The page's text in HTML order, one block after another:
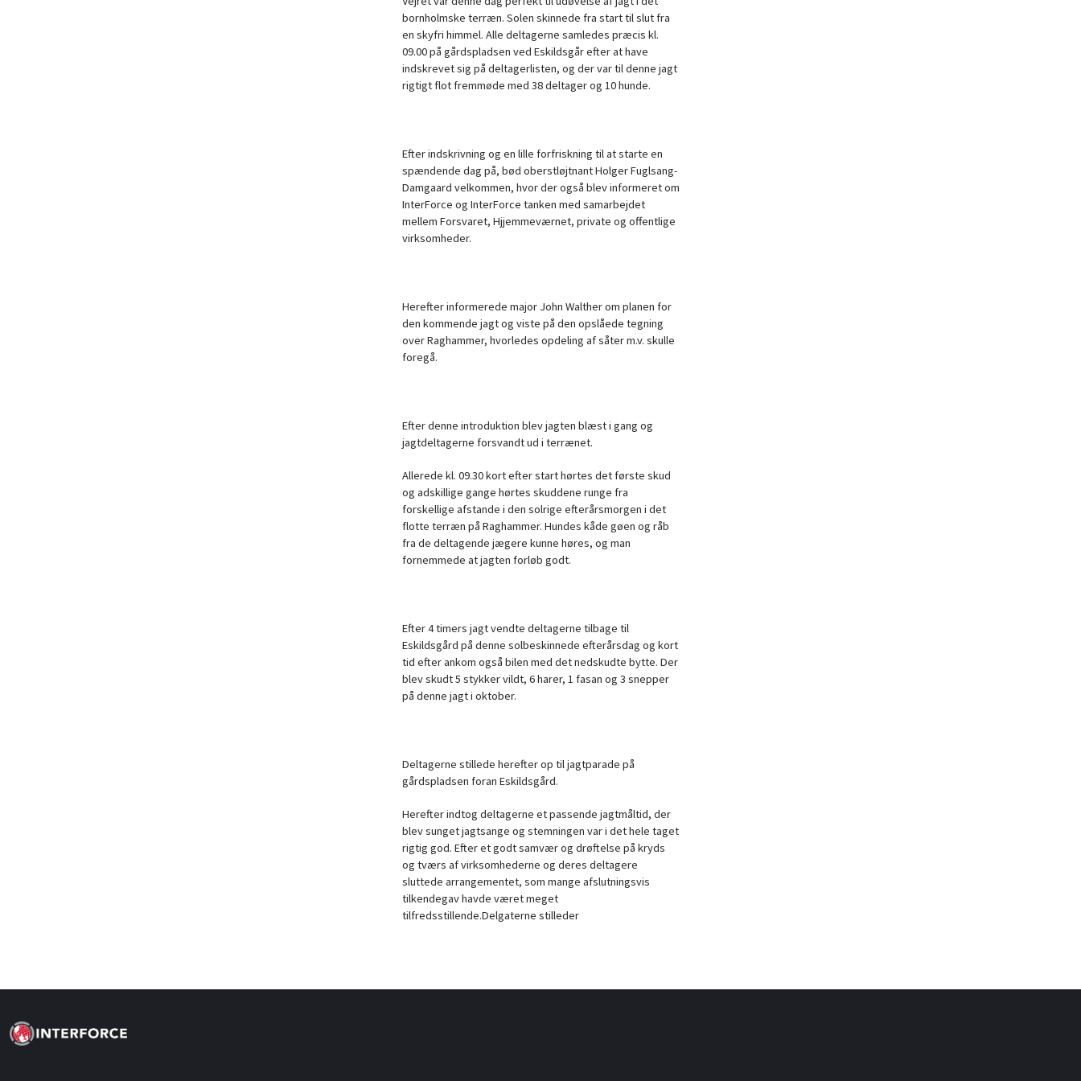
bornholmske terræn. Solen skinnede fra start til slut fra
en skyfri himmel. Alle deltagerne samledes præcis kl.
09.00 på gårdspladsen ved Eskildsgår efter at have
indskrevet sig på deltagerlisten, og der var til denne jagt
rigtigt flot fremmøde med 38 deltager og 10 hunde.
Efter indskrivning og en lille forfriskning til at starte en
spændende dag på, bød oberstløjtnant Holger Fuglsang-
Damgaard velkommen, hvor der også blev informeret om
InterForce og InterForce tanken med samarbejdet
mellem Forsvaret, Hjjemmeværnet, private og offentlige
virksomheder.
Herefter informerede major John Walther om planen for
den kommende jagt og viste på den opslåede tegning
over Raghammer, hvorledes opdeling af såter m.v. skulle
foregå.
Efter denne introduktion blev jagten blæst i gang og
jagtdeltagerne forsvandt ud i terrænet.
Allerede kl. 09.30 kort efter start hørtes det første skud
og adskillige gange hørtes skuddene runge fra
forskellige afstande i den solrige efterårsmorgen i det
flotte terræn på Raghammer. Hundes kåde gøen og råb
fra de deltagende jægere kunne høres, og man
fornemmede at jagten forløb godt.
Efter 4 timers jagt vendte deltagerne tilbage til
Eskildsgård på denne solbeskinnede efterårsdag og kort
tid efter ankom også bilen med det nedskudte bytte. Der
blev skudt 5 stykker vildt, 6 harer, 1 fasan og 3 snepper
på denne jagt i oktober.
Deltagerne stillede herefter op til jagtparade på
gårdspladsen foran Eskildsgård.
Herefter indtog deltagerne et passende jagtmåltid, der
blev sunget jagtsange og stemningen var i det hele taget
rigtig god. Efter et godt samvær og drøftelse på kryds
og tværs af virksomhederne og deres deltagere
sluttede arrangementet, som mange afslutningsvis
tilkendegav havde været meget
tilfredsstillende.Delgaterne stilleder